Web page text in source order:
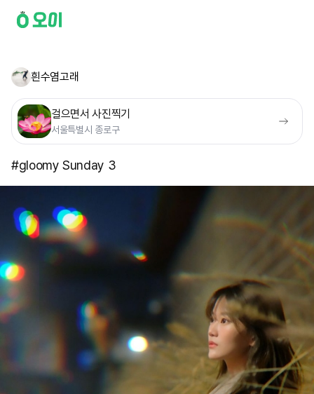
흰수염고래
걸으면서 사진찍기
서울특별시 종로구
#gloomy Sunday 3